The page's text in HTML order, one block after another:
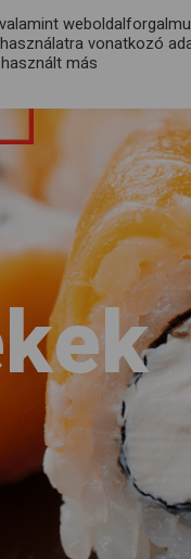
FIÓKOM
vonatkozó
más